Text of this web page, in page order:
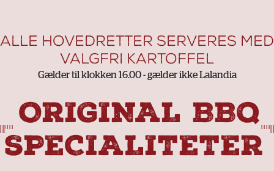
ALLE HOVEDRETTER SERVERES MED
VALGFRI KARTOFFEL
Gælder til klokken 16.00 - gælder ikke Lalandia
ORIGINAL BBQ
SPECIALITETER